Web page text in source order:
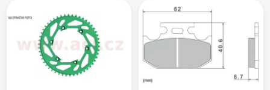
p
ý